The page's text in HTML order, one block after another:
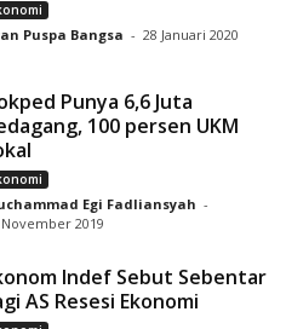
Puspa Bangsa - 28 Januari 2020
Punya 6,6 Juta
100 persen UKM
Egi Fadliansyah -
November 2019
Indef Sebut Sebentar
AS Resesi Ekonomi